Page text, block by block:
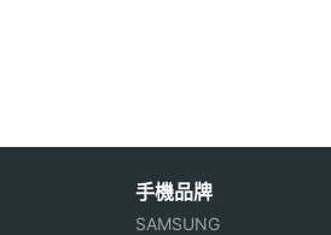
◎ 11.6 吋 TFT
◎ 採用 Windows 8
◎ 內建 Intel Core
顯示螢幕
主螢幕尺寸
手機品牌
SAMSUNG